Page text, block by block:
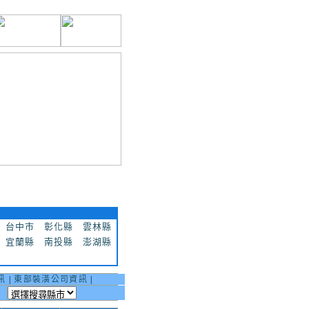
台中市 彰化縣
雲林縣
宜蘭縣 南投縣
澎湖縣
東部裝潢公司資訊